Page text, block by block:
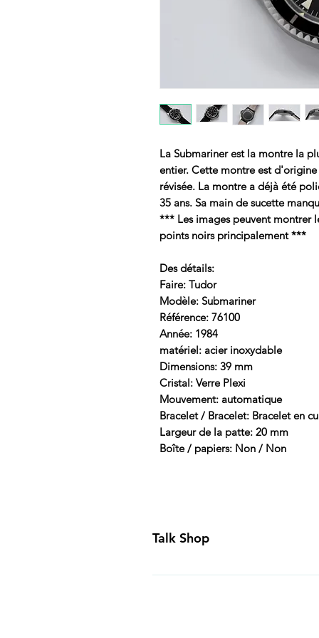
La Submariner est la montre la
entier. Cette montre est
révisée. La montre a déjà été
35 ans. Sa main de sucette
*** Les images peuvent montrer
points noirs principalement ***
Des détails:
Faire: Tudor
Modèle: Submariner
Référence: 76100
Année: 1984
matériel: acier inoxydable
Dimensions: 39 mm
Cristal: Verre Plexi
Mouvement: automatique
Bracelet / Bracelet: Bracelet en
Largeur de la patte: 20 mm
Boîte / papiers: Non / Non
Talk Shop
All our prices are displayed in